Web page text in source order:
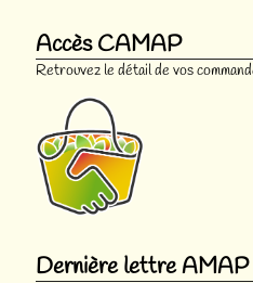
Accès CAMAP
Retrouvez le détail de vos
Dernière lettre